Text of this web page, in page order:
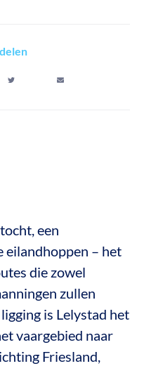
een
eilandhoppen – het
die zowel
zullen
is Lelystad het
vaargebied naar
Friesland,